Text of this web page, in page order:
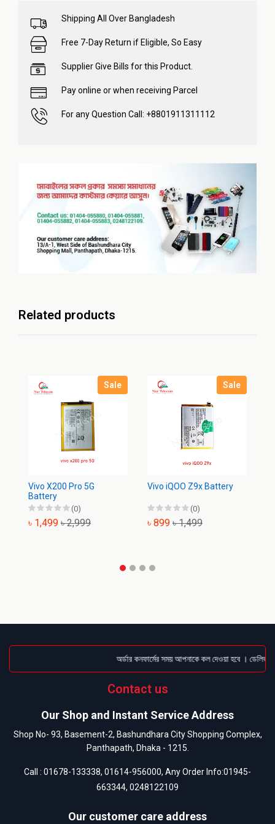
Shipping All Over Bangladesh
Free 7-Day Return if Eligible, So Easy
Supplier Give Bills for this Product.
Pay online or when receiving Parcel
For any Question Call: +8801911311112
Related products
Sale
Vivo X200 Pro 5G
Battery
(0)
৳ 1,499 ৳ 2,999
Sale
Vivo iQOO Z9x Battery
(0)
৳ 899 ৳ 1,499
অর্ডার কনফার্মের সময় আপনাকে কল দেওয়া হবে ।
Contact us
Our Shop and Instant Service Address
Shop No- 93, Basement-2, Bashundhara City Shopping Complex,
Panthapath, Dhaka - 1215.
Call : 01678-133338, 01614-956000, Any Order Info:01945-
663344, 0248122109
Our customer care address